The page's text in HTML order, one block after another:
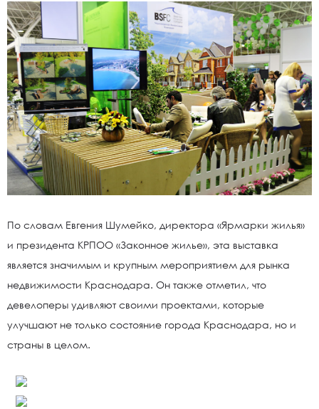
По словам Евгения Шумейко, директора «Ярмарки жилья»
и президента КРПОО «Законное жилье», эта выставка
является значимым и крупным мероприятием для рынка
недвижимости Краснодара. Он также отметил, что
девелоперы удивляют своими проектами, которые
улучшают не только состояние города Краснодара, но и
страны в целом.